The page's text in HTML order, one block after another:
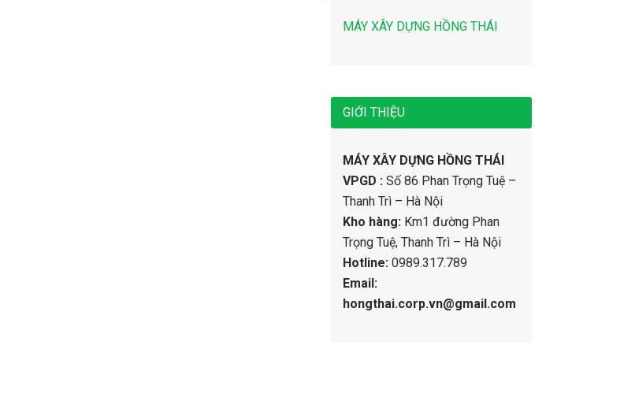
MÁY XÂY DỰNG HỒNG THÁI
GIỚI THIỆU
MÁY XÂY DỰNG HỒNG THÁI
VPGD : Số 86 Phan Trọng Tuệ –
Thanh Trì – Hà Nội
Kho hàng: Km1 đường Phan
Trọng Tuệ, Thanh Trì – Hà Nội
Hotline: 0989.317.789
Email:
hongthai.corp.vn@gmail.com